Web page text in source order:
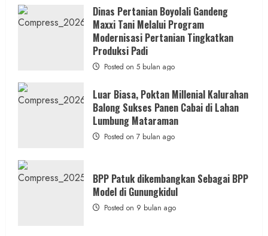
Dinas
Pertanian
Boyolali
Gelar
Pelatihan
Budidaya
Singkong
Wujudkan
Ketahanan
Kesejahteraan
Petani
Dinas Pertanian Boyolali Gandeng
Maxxi Tani Melalui Program
Modernisasi Pertanian Tingkatkan
Produksi Padi
Posted on 5 bulan ago
Luar Biasa, Poktan Millenial Kalurahan
Balong Sukses Panen Cabai di Lahan
Lumbung Mataraman
Posted on 7 bulan ago
BPP Patuk dikembangkan Sebagai BPP
Model di Gunungkidul
Posted on 9 bulan ago